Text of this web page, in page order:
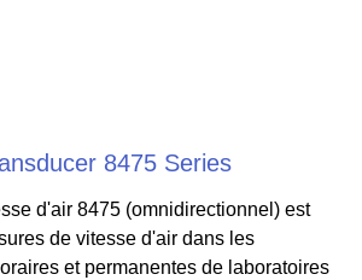
8475 Series
d'air 8475 (omnidirectionnel) est
de vitesse d'air dans les
et permanentes de laboratoires